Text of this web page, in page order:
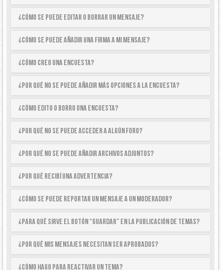
¿Cómo se puede editar o borrar un mensaje?
¿Cómo se puede añadir una firma a mi mensaje?
¿Cómo creo una encuesta?
¿Por qué no se puede añadir más opciones a la encuesta?
¿Cómo edito o borro una encuesta?
¿Por qué no se puede acceder a algún foro?
¿Por qué no se puede añadir archivos adjuntos?
¿Por qué recibí una advertencia?
¿Cómo se puede reportar un mensaje a un moderador?
¿Para qué sirve el botón “Guardar” en la publicación de temas?
¿Por qué mis mensajes necesitan ser aprobados?
¿Cómo hago para reactivar un tema?